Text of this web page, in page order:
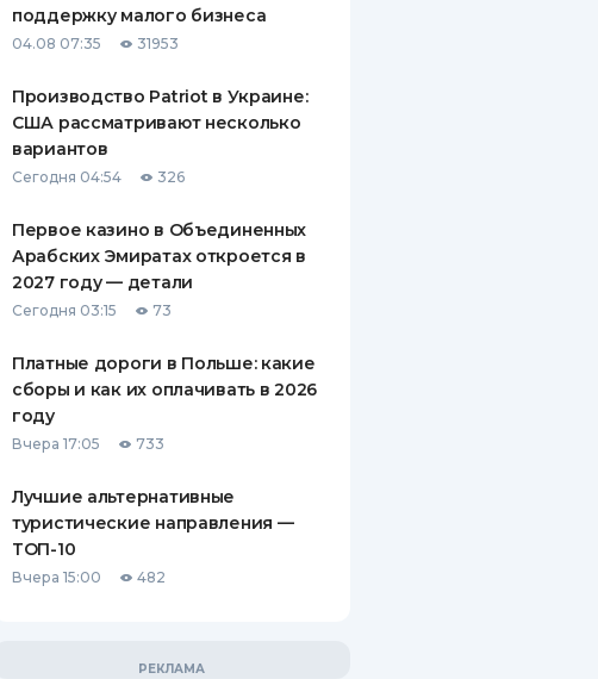
ПУТЕВОДИТЕЛИ ПО
ВСЕ СТРАХОВЫЕ ПОЛИСЫ
СТРАХОВЫЕ КОМПАНИИ
КОМПАНИЯХ
ДОСТАВКА И ОПЛАТА
КОНТАКТЫ
поддержку малого бизнеса
04.08 07:35 31953
Производство Patriot в Украине:
США рассматривают несколько
вариантов
Сегодня 04:54 326
Первое казино в Объединенных
Арабских Эмиратах откроется в
2027 году — детали
Сегодня 03:15 73
Платные дороги в Польше: какие
сборы и как их оплачивать в 2026
году
Вчера 17:05 733
Лучшие альтернативные
туристические направления —
ТОП-10
Вчера 15:00 482